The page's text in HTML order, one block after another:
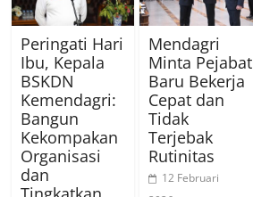
Peringati Hari
Ibu, Kepala
BSKDN
Kemendagri:
Bangun
Kekompakan
Organisasi
dan
Mendagri
Minta Pejabat
Baru Bekerja
Cepat dan
Tidak
Terjebak
Rutinitas
12 Februari